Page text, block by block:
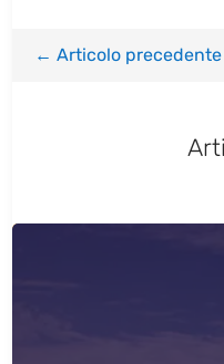
←Articolo precedente